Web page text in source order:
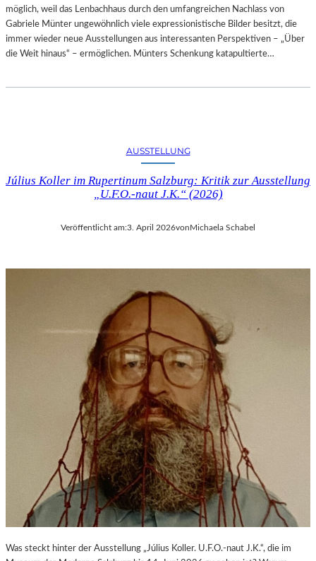
möglich, weil das Lenbachhaus durch den umfangreichen Nachlass von
Gabriele Münter ungewöhnlich viele expressionistische Bilder besitzt, die
immer wieder neue Ausstellungen aus interessanten Perspektiven – „Über
die Weit hinaus“ – ermöglichen. Münters Schenkung katapultierte…
AUSSTELLUNG
Július Koller im Rupertinum Salzburg: Kritik zur Ausstellung
„U.F.O.-naut J.K.“ (2026)
Veröffentlicht am:3. April 2026vonMichaela Schabel
Was steckt hinter der Ausstellung „Július Koller. U.F.O.-naut J.K.“, die im